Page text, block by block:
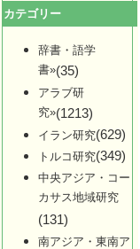
カテゴリー
辞書・語学
書»(35)
アラブ研
究»(1213)
イラン研究(629)
トルコ研究(349)
中央アジア・コー
カサス地域研究
(131)
南アジア・東南ア